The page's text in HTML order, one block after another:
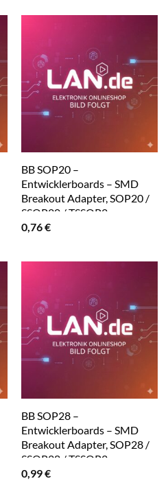
BB SOP20 –
Entwicklerboards – SMD
Breakout Adapter, SOP20 /
SSOP20 / TSSOP2
0,76€
BB SOP28 –
Entwicklerboards – SMD
Breakout Adapter, SOP28 /
SSOP28 / TSSOP2
0,99€